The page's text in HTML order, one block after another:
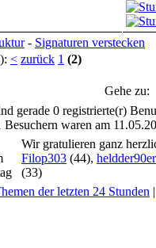
- Signaturen verstecken
< zurück 1 (2)
Gehe zu:
gerade 0 registrierte(r)
waren am
Wir gratulieren ganz
Filop303 (44), heldder90er
(33)
der letzten 24 Stunden